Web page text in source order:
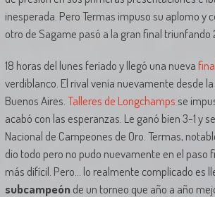
inesperada. Pero Termas impuso su aplomo y
otro de Sagame pasó a la gran final triunfando
18 horas del lunes feriado y llegó una nueva
verdiblanco. El rival venía nuevamente desde la
Buenos Aires. Talleres de Longchampsse
acabó con las esperanzas. Le ganó bien 3-1 y
Nacional de Campeones de Oro. Termas,
dio todo pero no pudo nuevamente en el paso
más difícil. Pero… lo realmente complicado es
subcampeónde un torneo que año a año